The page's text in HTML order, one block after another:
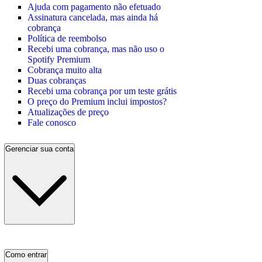
Ajuda com pagamento não efetuado
Assinatura cancelada, mas ainda há
cobrança
Política de reembolso
Recebi uma cobrança, mas não uso o
Spotify Premium
Cobrança muito alta
Duas cobranças
Recebi uma cobrança por um teste grátis
O preço do Premium inclui impostos?
Atualizações de preço
Fale conosco
Gerenciar sua conta
Como entrar